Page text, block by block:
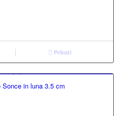
Prikaži
in luna 3.5 cm